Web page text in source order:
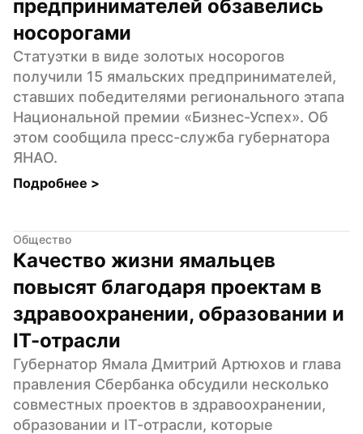
предпринимателей обзавелись
носорогами
Статуэтки в виде золотых носорогов
получили 15 ямальских предпринимателей,
ставших победителями регионального этапа
Национальной премии «Бизнес-Успех». Об
этом сообщила пресс-служба губернатора
ЯНАО.
Подробнее >
Общество
Качество жизни ямальцев
повысят благодаря проектам в
здравоохранении, образовании и
IТ-отрасли
Губернатор Ямала Дмитрий Артюхов и глава
правления Сбербанка обсудили несколько
совместных проектов в здравоохранении,
образовании и IТ-отрасли, которые